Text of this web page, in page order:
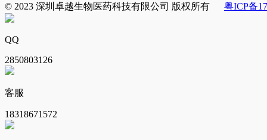
© 2023 深圳卓越生物医药科技有限公司 版权所有 粤ICP备
QQ
2850803126
客服
18318671572